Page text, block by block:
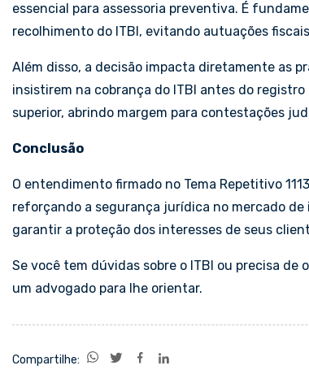
essencial para assessoria preventiva. É
recolhimento do ITBI, evitando autuações
Além disso, a decisão impacta diretamente as
insistirem na cobrança do ITBI antes do
superior, abrindo margem para contestações
Conclusão
O entendimento firmado no Tema Repetitivo
reforçando a segurança jurídica no mercado de
garantir a proteção dos interesses de seus
Se você tem dúvidas sobre o ITBI ou precisa
um advogado para lhe orientar.
Compartilhe: